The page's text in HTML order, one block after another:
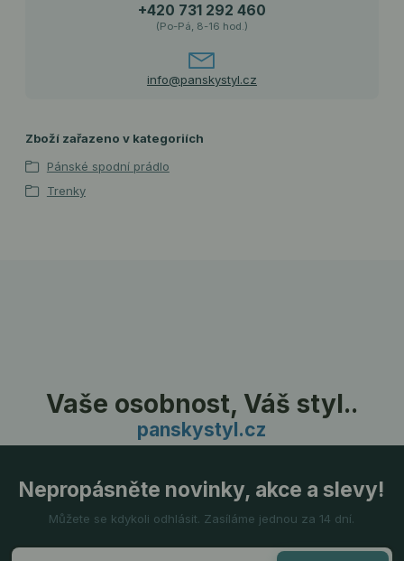
+420 731 292 460
(Po-Pá, 8-16 hod.)
info@panskystyl.cz
Zboží zařazeno v kategoriích
Pánské spodní prádlo
Trenky
Vaše osobnost, Váš styl..
panskystyl.cz
Nepropásněte novinky, akce a slevy!
Můžete se kdykoli odhlásit. Zasíláme jednou za 14 dní.